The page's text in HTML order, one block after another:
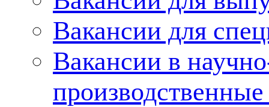
Вакансии для
Вакансии в